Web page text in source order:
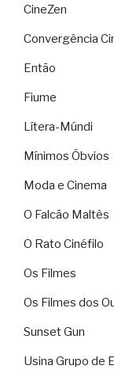
CineZen
Convergência
Então
Fiume
Lítera-Múndi
Mínimos Óbvios
Moda e Cinema
O Falcão Maltês
O Rato Cinéfilo
Os Filmes
Os Filmes dos
Sunset Gun
Usina Grupo de